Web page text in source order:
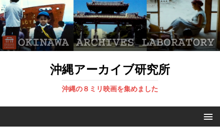
沖縄アーカイブ研究所
沖縄の８ミリ映画を集めました